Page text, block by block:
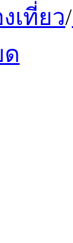
เที่ยว/
ด